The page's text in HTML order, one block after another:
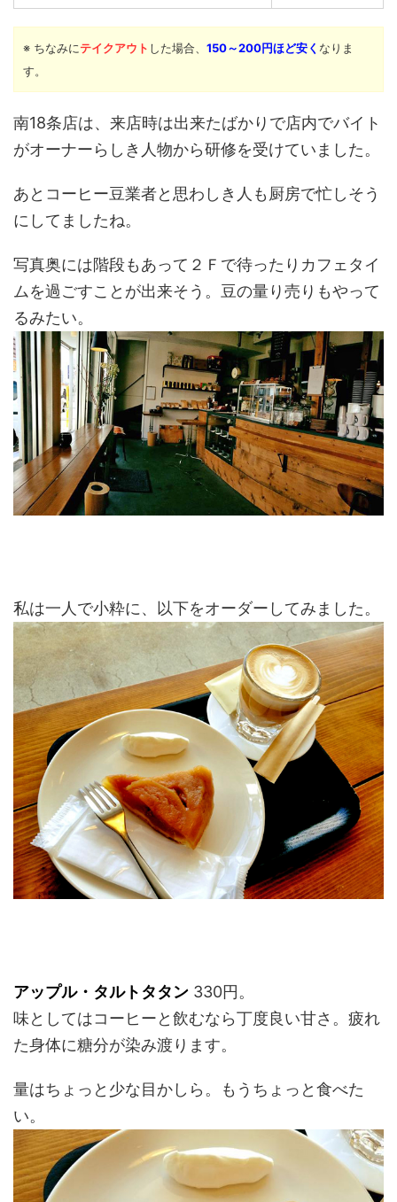
※ ちなみにテイクアウト した場合、 150～200円ほど安く なりま
す。
南18条店は、来店時は出来たばかりで店内でバイト
がオーナーらしき人物から研修を受けていました。
あとコーヒー豆業者と思わしき人も厨房で忙しそう
にしてましたね。
写真奥には階段もあって２Ｆで待ったりカフェタイ
ムを過ごすことが出来そう。豆の量り売りもやって
るみたい。
私は一人で小粋に、以下をオーダーしてみました。
アップル・タルトタタン 330円。
味としてはコーヒーと飲むなら丁度良い甘さ。疲れ
た身体に糖分が染み渡ります。
量はちょっと少な目かしら。もうちょっと食べた
い。